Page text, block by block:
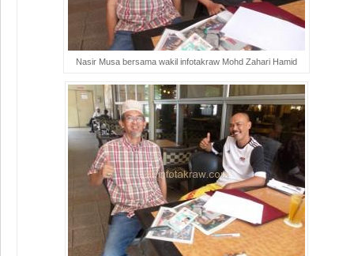
Nasir Musa bersama wakil infotakraw Mohd Zahari Hamid